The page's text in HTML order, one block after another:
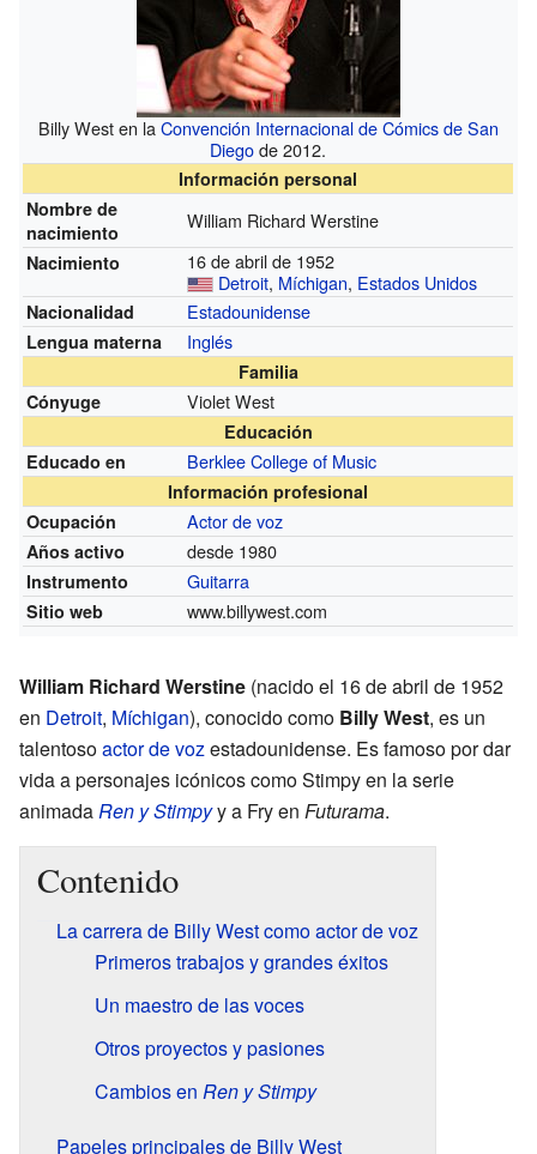
Billy West en laConvención Internacional de Cómics de San
Diegode 2012.
Información personal
Nombre de
nacimiento
William Richard Werstine
Nacimiento
16 de abril de 1952
Detroit, Míchigan, Estados Unidos
Nacionalidad Estadounidense
Lengua materna Inglés
Familia
Cónyuge
Violet West
Educación
Educado en
Berklee College of Music
Información profesional
Ocupación
Actor de voz
Años activo desde 1980
Instrumento Guitarra
Sitio web www.billywest.com
William Richard Werstine (nacido el 16 de abril de 1952
en Detroit, Míchigan), conocido como Billy West, es un
talentosoactor de vozestadounidense. Es famoso por dar
vida a personajes icónicos como Stimpy en la serie
animadaRen y Stimpyy a Fry en Futurama.
Contenido
La carrera de Billy West como actor de voz
Primeros trabajos y grandes éxitos
Un maestro de las voces
Otros proyectos y pasiones
Cambios en Ren y Stimpy
Papeles principales de Billy West